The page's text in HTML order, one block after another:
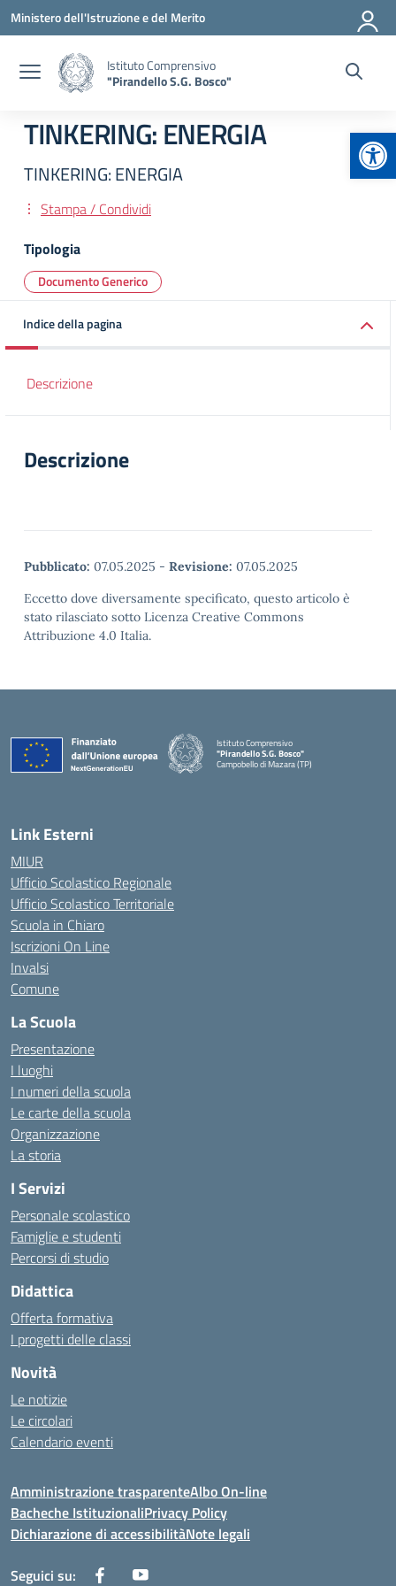
Vai ai contenuti
Vai al menu di navigazione
Vai al footer
Ministero dell'Istruzione e del Merito
Istituto Comprensivo
"Pirandello S.G. Bosco"
TINKERING: ENERGIA
TINKERING: ENERGIA
Stampa / Condividi
Tipologia
Documento Generico
Indice della pagina
Descrizione
Descrizione
Pubblicato: 07.05.2025 - Revisione: 07.05.2025
Eccetto dove diversamente specificato, questo articolo è
stato rilasciato sotto Licenza Creative Commons
Attribuzione 4.0 Italia.
Istituto Comprensivo
"Pirandello S.G. Bosco"
Campobello di Mazara (TP)
— Visita la pagina iniziale della scuola
Link Esterni
MIUR
Ufficio Scolastico Regionale
Ufficio Scolastico Territoriale
Scuola in Chiaro
Iscrizioni On Line
Invalsi
Comune
La Scuola
Presentazione
I luoghi
I numeri della scuola
Le carte della scuola
Organizzazione
La storia
I Servizi
Personale scolastico
Famiglie e studenti
Percorsi di studio
Didattica
Offerta formativa
I progetti delle classi
Novità
Le notizie
Le circolari
Calendario eventi
Amministrazione trasparenteAlbo On-line
Bacheche IstituzionaliPrivacy Policy
Dichiarazione di accessibilitàNote legali
Seguici su: